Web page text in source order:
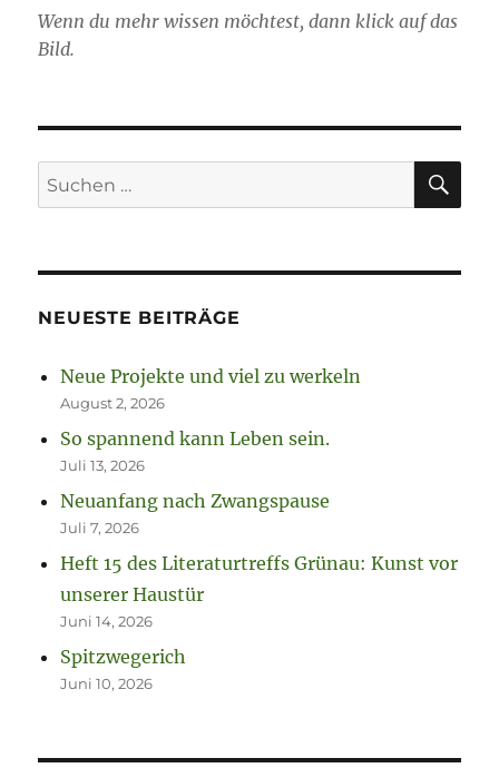
Wenn du mehr wissen möchtest, dann klick auf das
Bild.
Suchen
nach:
NEUESTE BEITRÄGE
Neue Projekte und viel zu werkeln
August 2, 2026
So spannend kann Leben sein.
Juli 13, 2026
Neuanfang nach Zwangspause
Juli 7, 2026
Heft 15 des Literaturtreffs Grünau: Kunst vor
unserer Haustür
Juni 14, 2026
Spitzwegerich
Juni 10, 2026